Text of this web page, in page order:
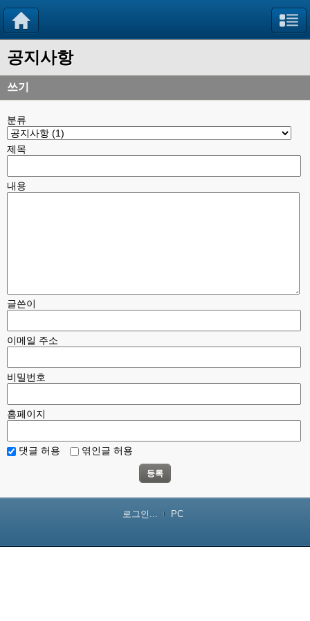
공지사항
쓰기
분류
제목
내용
글쓴이
이메일 주소
비밀번호
홈페이지
댓글 허용 엮인글 허용
등록
로그인... PC